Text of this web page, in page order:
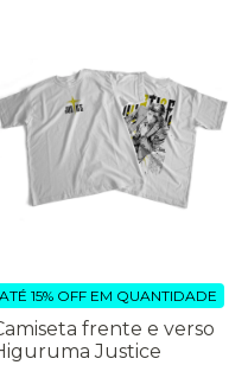
frente e verso
Justice
ATÉ 15% OFF EM QUANTIDADE